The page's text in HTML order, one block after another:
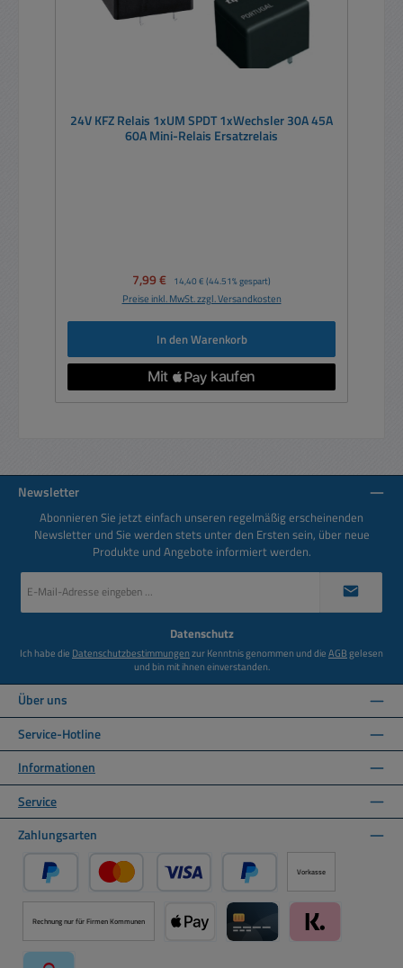
24V KFZ Relais 1xUM SPDT 1xWechsler 30A 45A
60A Mini-Relais Ersatzrelais
Verkaufspreis:
7,99 € Regulärer Preis:
14,40 € (44.51% gespart)
Preise inkl. MwSt. zzgl. Versandkosten
In den Warenkorb
Newsletter
Abonnieren Sie jetzt einfach unseren regelmäßig erscheinenden
Newsletter und Sie werden stets unter den Ersten sein, über neue
Produkte und Angebote informiert werden.
Mail-
Datenschutz
Ich habe die Datenschutzbestimmungenzur Kenntnis genommen und dieAGBgelesen
und bin mit ihnen einverstanden.
Über uns
Service-Hotline
Informationen
Service
Zahlungsarten
PayPal Kredit- oder Debitkarte über PayPal
Später Bezahlen über PayPal
Vorkasse
Rechnung nur für Firmen Kommunen